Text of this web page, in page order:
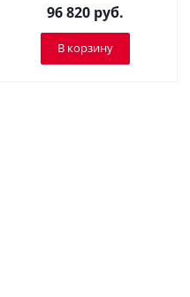
96 820 руб.
В корзину